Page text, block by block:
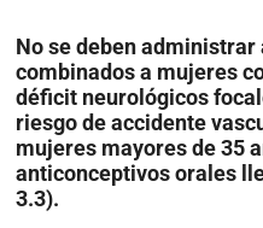
No se deben
combinados a mujeres
déficit neurológicos
riesgo de accidente
mujeres mayores de 35
anticonceptivos orales
3.3).